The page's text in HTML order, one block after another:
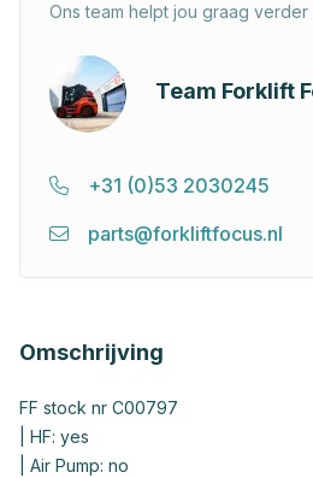
Ons team helpt jou graag
Team Forklift
+31 (0)53 2030245
parts@forkliftfocus.nl
Omschrijving
FF stock nr C00797
| HF: yes
| Air Pump: no